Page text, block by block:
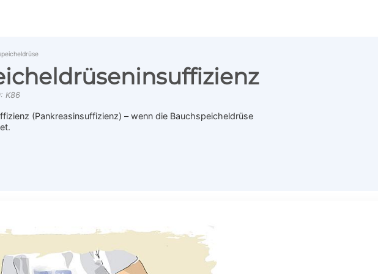
K86
(Pankreasinsuffizienz) – wenn die Bauchspeicheldrüse